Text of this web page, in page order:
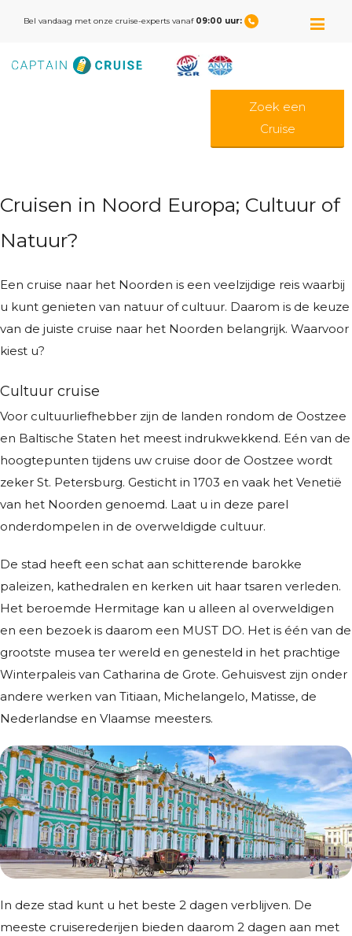
Bel vandaag met onze cruise-experts vanaf 09:00 uur:
Zoek een
Cruise
Cruisen in Noord Europa; Cultuur of
Natuur?
Een cruise naar het Noorden is een veelzijdige reis waarbij
u kunt genieten van natuur of cultuur. Daarom is de keuze
van de juiste cruise naar het Noorden belangrijk. Waarvoor
kiest u?
Cultuur cruise
Voor cultuurliefhebber zijn de landen rondom de Oostzee
en Baltische Staten het meest indrukwekkend. Eén van de
hoogtepunten tijdens uw cruise door de Oostzee wordt
zeker St. Petersburg. Gesticht in 1703 en vaak het Venetië
van het Noorden genoemd. Laat u in deze parel
onderdompelen in de overweldigde cultuur.
De stad heeft een schat aan schitterende barokke
paleizen, kathedralen en kerken uit haar tsaren verleden.
Het beroemde Hermitage kan u alleen al overweldigen
en een bezoek is daarom een MUST DO. Het is één van de
grootste musea ter wereld en genesteld in het prachtige
Winterpaleis van Catharina de Grote. Gehuisvest zijn onder
andere werken van Titiaan, Michelangelo, Matisse, de
Nederlandse en Vlaamse meesters.
In deze stad kunt u het beste 2 dagen verblijven. De
meeste cruiserederijen bieden daarom 2 dagen aan met